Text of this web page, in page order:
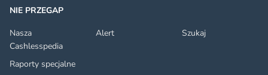
NIE PRZEGAP
Nasza
Cashlesspedia
Alert Szukaj
Raporty specjalne